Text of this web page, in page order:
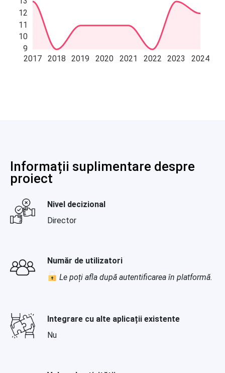
12
11
10
9
2017
2018 2019 2020 2021 2022 2023 2024
Informații suplimentare despre
proiect
Nivel decizional
Director
Număr de utilizatori
Le poți afla după autentificarea în platformă.
Integrare cu alte aplicații existente
Nu